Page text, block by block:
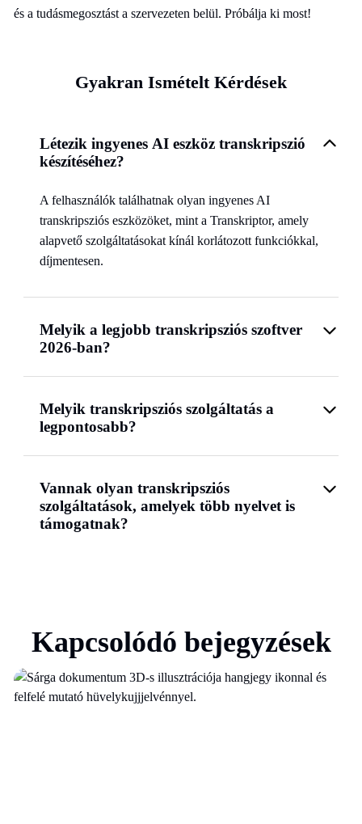
és a tudásmegosztást a szervezeten belül. Próbálja ki most!
Gyakran Ismételt Kérdések
Létezik ingyenes AI eszköz transkripszió
készítéséhez?
A felhasználók találhatnak olyan ingyenes AI
transkripsziós eszközöket, mint a Transkriptor, amely
alapvető szolgáltatásokat kínál korlátozott funkciókkal,
díjmentesen.
Melyik a legjobb transkripsziós szoftver
2026-ban?
Melyik transkripsziós szolgáltatás a
legpontosabb?
Vannak olyan transkripsziós
szolgáltatások, amelyek több nyelvet is
támogatnak?
Kapcsolódó bejegyzések